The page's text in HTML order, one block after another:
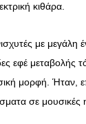
κιθάρα.
με
εφέ μεταβολής
μορφή. Ήταν,
σε μουσικές